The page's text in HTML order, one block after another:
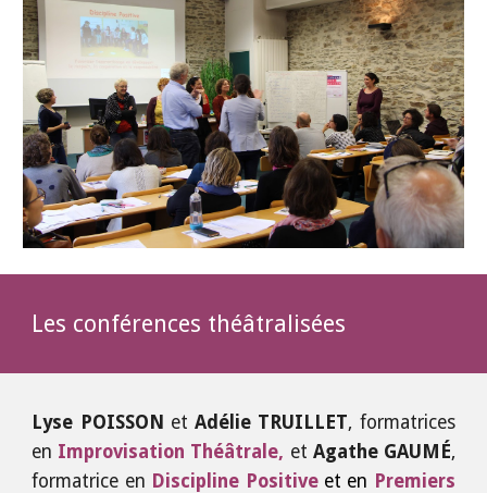
Les conférences théâtralisées
Lyse POISSON etAdélie TRUILLET, formatrices
en Improvisation Théâtrale, et Agathe GAUMÉ,
formatrice en Discipline Positive et en Premiers